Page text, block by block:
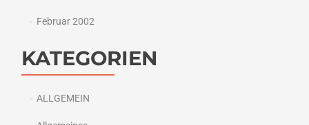
Februar 2002
KATEGORIEN
ALLGEMEIN